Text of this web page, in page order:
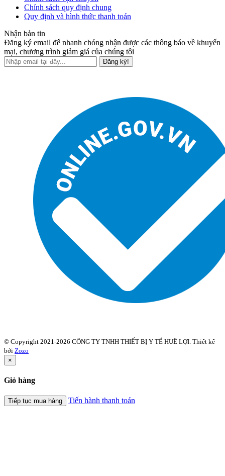
Chính sách quy định chung
Quy định và hình thức thanh toán
Nhận bản tin
Đăng ký email để nhanh chóng nhận được các thông báo về khuyến
mại, chương trình giảm giá của chúng tôi
Đăng ký!
© Copyright 2021-2026 CÔNG TY TNHH THIẾT BỊ Y TẾ HUÊ LỢI. Thiết kế
bởi Zozo
×
Giỏ hàng
Tiếp tục mua hàng Tiến hành thanh toán